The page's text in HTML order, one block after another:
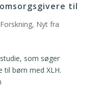
til
Forskning, Nyt fra
som søger
børn med XLH.